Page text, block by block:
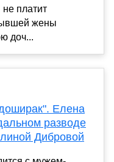
платит
жены
доч...
Елена
разводе
Дибровой